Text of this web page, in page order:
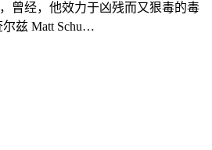
曾经，他效力于凶残而又狠毒的毒
尔兹 Matt Schu…